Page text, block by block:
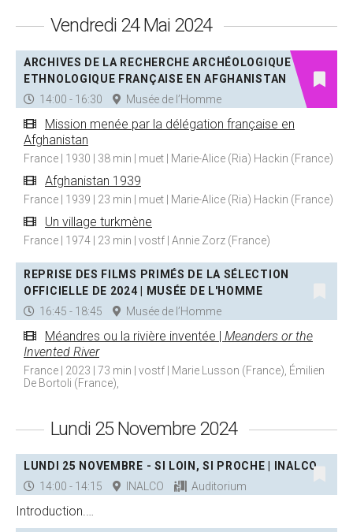
Vendredi 24 Mai 2024
ARCHIVES DE LA RECHERCHE ARCHÉOLOGIQUE ET
ETHNOLOGIQUE FRANÇAISE EN AFGHANISTAN
14:00 - 16:30
Musée de l’Homme
Mission menée par la délégation française en
Afghanistan
France | 1930 | 38 min | muet | Marie-Alice (Ria) Hackin (France)
Afghanistan 1939
France | 1939 | 23 min | muet | Marie-Alice (Ria) Hackin (France)
Un village turkmène
France | 1974 | 23 min | vostf | Annie Zorz (France)
REPRISE DES FILMS PRIMÉS DE LA SÉLECTION
OFFICIELLE DE 2024 | MUSÉE DE L'HOMME
16:45 - 18:45
Musée de l’Homme
Méandres ou la rivière inventée | Meanders or the
Invented River
France | 2023 | 73 min | vostf | Marie Lusson (France), Émilien
De Bortoli (France),
Lundi 25 Novembre 2024
LUNDI 25 NOVEMBRE - SI LOIN, SI PROCHE | INALCO
14:00 - 14:15
INALCO Auditorium
Introduction.…